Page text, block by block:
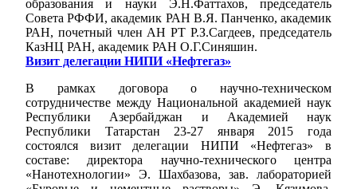
образования и науки Э.Н.Фаттахов, председатель
Совета РФФИ, академик РАН В.Я. Панченко, академик
РАН, почетный член АН РТ Р.З.Сагдеев, председатель
КазНЦ РАН, академик РАН О.Г.Синяшин.
Визит делегации НИПИ «Нефтегаз»
В рамках договора о научно-техническом
сотрудничестве между Национальной академией наук
Республики Азербайджан и Академией наук
Республики Татарстан 23-27 января 2015 года
состоялся визит делегации НИПИ «Нефтегаз» в
составе: директора научно-технического центра
«Нанотехнологии» Э. Шахбазова, зав. лабораторией